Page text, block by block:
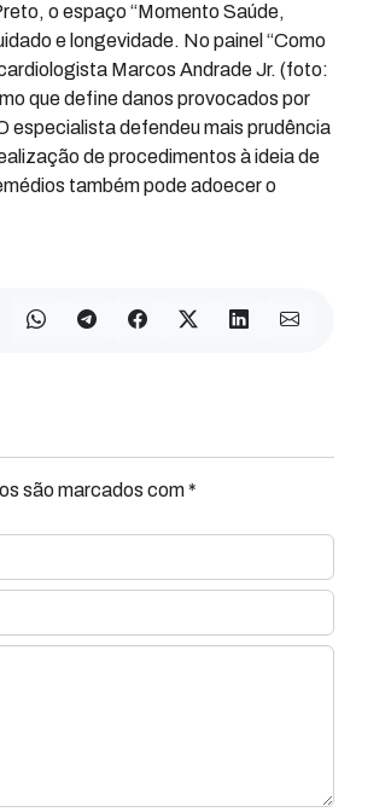
o espaço “Momento Saúde,
e longevidade. No painel “Como
Marcos Andrade Jr. (foto:
que define danos provocados por
especialista defendeu mais prudência
de procedimentos à ideia de
também pode adoecer o
são marcados com *